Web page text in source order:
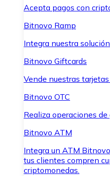
Acepta pagos con
Bitnovo Ramp
Integra nuestra
Bitnovo Giftcards
Vende nuestras
Bitnovo OTC
Realiza operaciones
Bitnovo ATM
Integra un ATM
tus clientes compren
criptomonedas.